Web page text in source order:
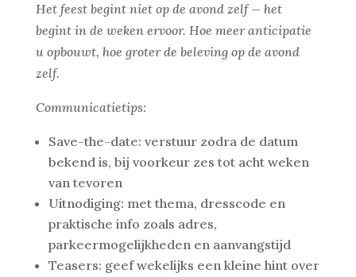
Het feest begint niet op de avond zelf — het
begint in de weken ervoor. Hoe meer anticipatie
u opbouwt, hoe groter de beleving op de avond
zelf.
Communicatietips:
Save-the-date: verstuur zodra de datum
bekend is, bij voorkeur zes tot acht weken
van tevoren
Uitnodiging: met thema, dresscode en
praktische info zoals adres,
parkeermogelijkheden en aanvangstijd
Teasers: geef wekelijks een kleine hint over